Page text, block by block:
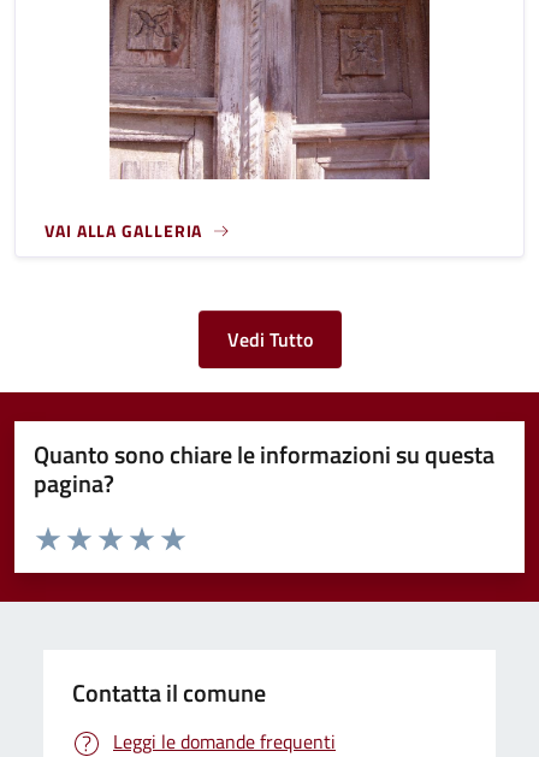
VAI ALLA GALLERIA
Vedi Tutto
Quanto sono chiare le informazioni su questa
pagina?
Valuta da 1 a 5 stelle la pagina
Valuta 5 stelle su 5
Valuta 4 stelle su 5
Valuta 3 stelle su 5
Valuta 2 stelle su 5
Valuta 1 stelle su 5
Contatta il comune
Leggi le domande frequenti